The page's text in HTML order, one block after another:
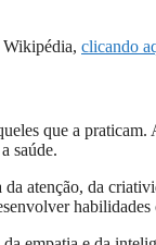
Wikipédia, clicando
que a praticam.
saúde.
atenção, da